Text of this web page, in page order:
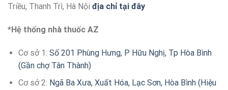
Triều, Thanh Trì, Hà Nội địa chỉ tại đây
*Hệ thống nhà thuốc AZ
Cơ sở 1: Số 201 Phùng Hưng, P Hữu Nghị, Tp Hòa Bình
(Gần chợ Tân Thành)
Cơ sở 2: Ngã Ba Xưa, Xuất Hóa, Lạc Sơn, Hòa Bình (Hiệu